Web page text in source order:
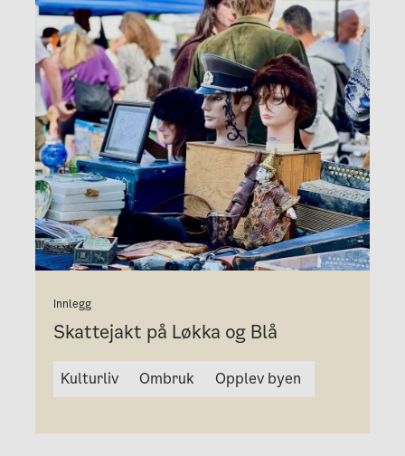
Innlegg
Skattejakt på Løkka og Blå
Kulturliv Ombruk Opplev byen